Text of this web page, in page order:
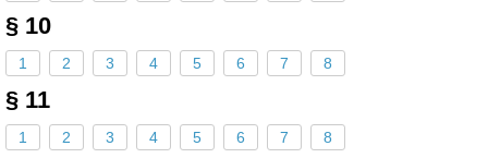
§ 10
1 2 3 4 5 6 7 8
§ 11
1 2 3 4 5 6 7 8